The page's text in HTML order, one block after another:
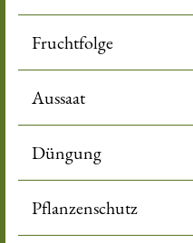
Fruchtfolge
Aussaat
Düngung
Pflanzenschutz